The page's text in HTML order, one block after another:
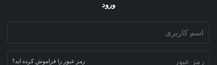
ورود
رمز عبور را فراموش کرده اید؟